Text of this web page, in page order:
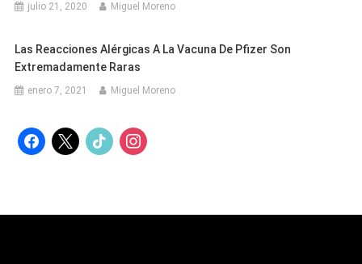
julio 21, 2020 Miguel Moreno
Las Reacciones Alérgicas A La Vacuna De Pfizer Son
Extremadamente Raras
enero 7, 2021 Miguel Moreno
facebook
x tiktok instagram